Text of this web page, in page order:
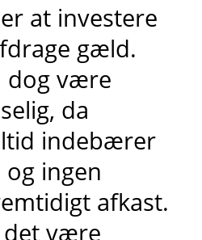
at investere
gæld.
dog være
da
indebærer
ingen
afkast.
det være